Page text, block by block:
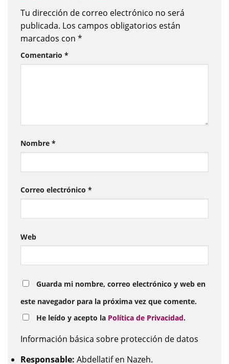
Tu dirección de correo electrónico no será
publicada. Los campos obligatorios están
marcados con *
Comentario *
Nombre *
Correo electrónico *
Web
Guarda mi nombre, correo electrónico y web en
este navegador para la próxima vez que comente.
He leído y acepto la Política de Privacidad.
Información básica sobre protección de datos
Responsable: Abdellatif en Nazeh.